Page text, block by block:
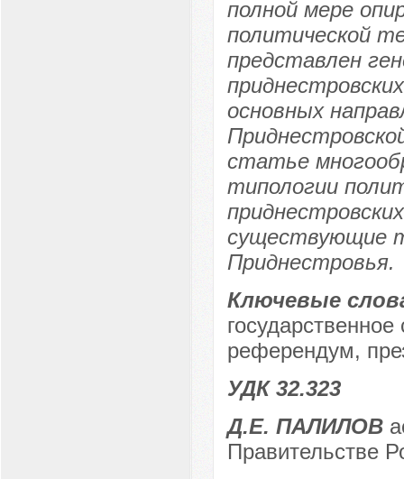
полной мере
политической
представлен
основных
статье
типологии
существующие
Приднестровья.
Ключевые
референдум,
УДК 32.323
Д.Е. ПАЛИЛОВ
Правительстве